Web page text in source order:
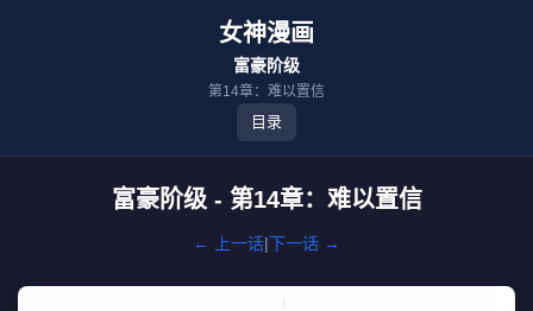
女神漫画
富豪阶级
第14章：难以置信
目录
富豪阶级 - 第14章：难以置信
← 上一话|下一话 →